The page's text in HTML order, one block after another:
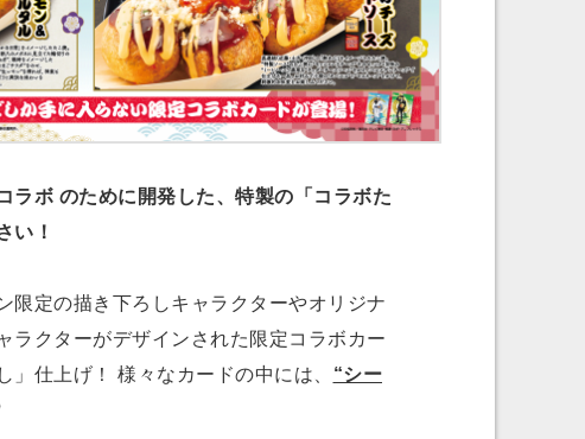
ボ のために開発した、特製の「コラボた
い！
定の描き下ろしキャラクターやオリジナ
ラクターがデザインされた限定コラボカー
」仕上げ！ 様々なカードの中には、 “シー